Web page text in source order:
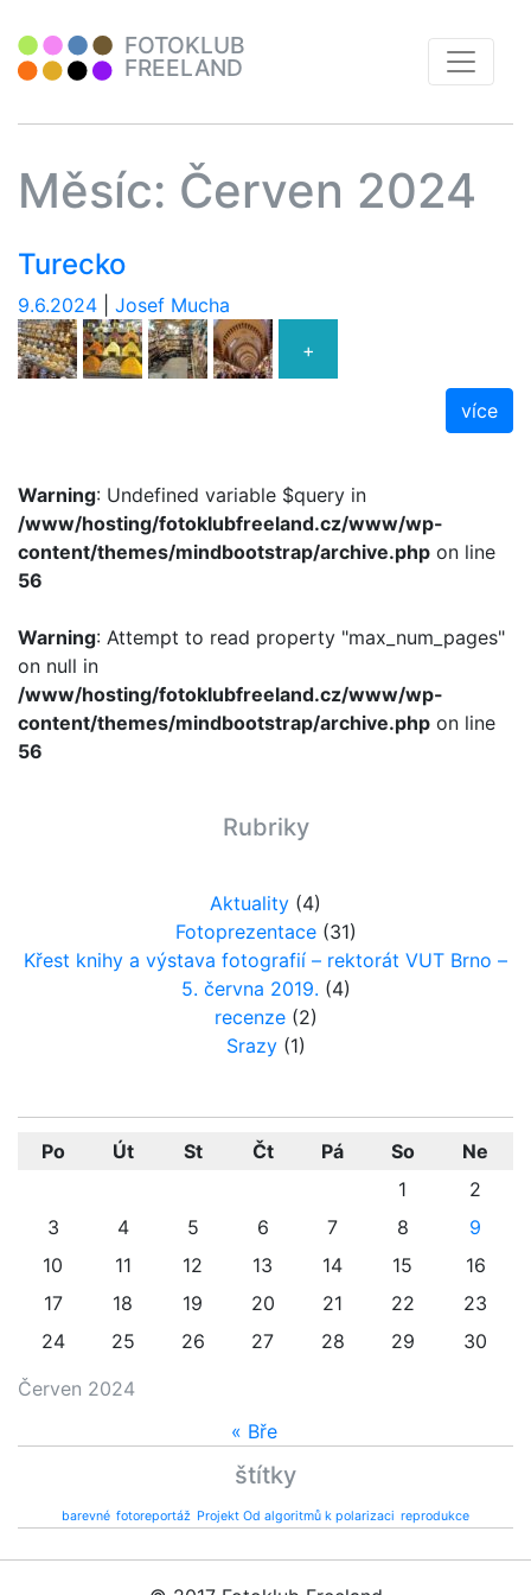
FOTOKLUB
FREELAND
Měsíc: Červen 2024
Turecko
9.6.2024
Josef Mucha
+
více
Warning: Undefined variable $query in
/www/hosting/fotoklubfreeland.cz/www/wp-
content/themes/mindbootstrap/archive.php on line
56
Warning: Attempt to read property "max_num_pages"
on null in
/www/hosting/fotoklubfreeland.cz/www/wp-
content/themes/mindbootstrap/archive.php on line
56
Rubriky
Aktuality (4)
Fotoprezentace(31)
Křest knihy a výstava fotografií – rektorát VUT Brno –
5. června 2019. (4)
recenze(2)
Srazy(1)
Červen 2024
Po Út St Čt Pá So
Ne
1
2
3
4 5 6 7 8
9
10
11 12 13 14 15
16
17
18 19 20 21 22
23
24
25 26 27 28 29 30
« Bře
štítky
barevné fotoreportáž Projekt Od algoritmů k polarizaci reprodukce